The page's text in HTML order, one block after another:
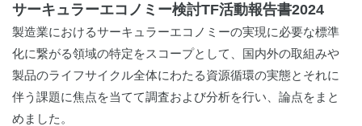
サーキュラーエコノミー検討TF活動報告書2024
製造業におけるサーキュラーエコノミーの実現に必要な標準
化に繋がる領域の特定をスコープとして、国内外の取組みや
製品のライフサイクル全体にわたる資源循環の実態とそれに
伴う課題に焦点を当てて調査および分析を行い、論点をまと
めました。